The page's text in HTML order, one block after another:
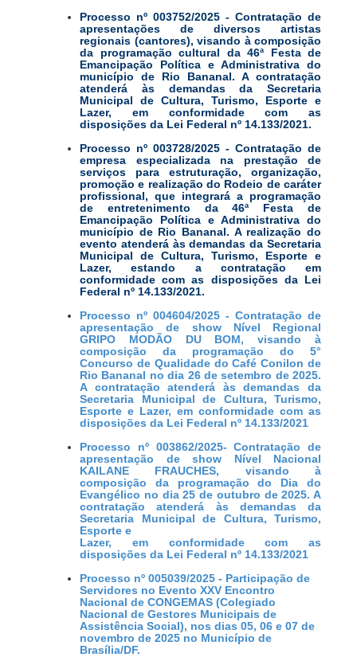
Processo nº 003752/2025 - Contratação de
apresentações de diversos artistas
regionais (cantores), visando à composição
da programação cultural da 46ª Festa de
Emancipação Política e Administrativa do
município de Rio Bananal. A contratação
atenderá às demandas da Secretaria
Municipal de Cultura, Turismo, Esporte e
Lazer, em conformidade com as
disposições da Lei Federal nº 14.133/2021.
Processo nº 003728/2025 - Contratação de
empresa especializada na prestação de
serviços para estruturação, organização,
promoção e realização do Rodeio de caráter
profissional, que integrará a programação
de entretenimento da 46ª Festa de
Emancipação Política e Administrativa do
município de Rio Bananal. A realização do
evento atenderá às demandas da Secretaria
Municipal de Cultura, Turismo, Esporte e
Lazer, estando a contratação em
conformidade com as disposições da Lei
Federal nº 14.133/2021.
Processo nº 004604/2025 - Contratação de
apresentação de show Nível Regional
GRIPO MODÃO DU BOM, visando à
composição da programação do 5°
Concurso de Qualidade do Café Conilon de
Rio Bananal no dia 26 de setembro de 2025.
A contratação atenderá às demandas da
Secretaria Municipal de Cultura, Turismo,
Esporte e Lazer, em conformidade com as
disposições da Lei Federal nº 14.133/2021
Processo nº 003862/2025- Contratação de
apresentação de show Nível Nacional
KAILANE FRAUCHES, visando à
composição da programação do Dia do
Evangélico no dia 25 de outubro de 2025. A
contratação atenderá às demandas da
Secretaria Municipal de Cultura, Turismo,
Esporte e
Lazer, em conformidade com as
disposições da Lei Federal nº 14.133/2021
Processo nº 005039/2025 - Participação de
Servidores no Evento XXV Encontro
Nacional de CONGEMAS (Colegiado
Nacional de Gestores Municipais de
Assistência Social), nos dias 05, 06 e 07 de
novembro de 2025 no Município de
Brasília/DF.